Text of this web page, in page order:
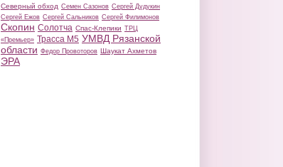
Северный обход Семен Сазонов Сергей Дудукин
Сергей Ежов Сергей Сальников Сергей Филимонов
Скопин Солотча Спас-Клепики ТРЦ
«Премьер» Трасса М5 УМВД Рязанской
области Федор Провоторов Шаукат Ахметов
ЭРА